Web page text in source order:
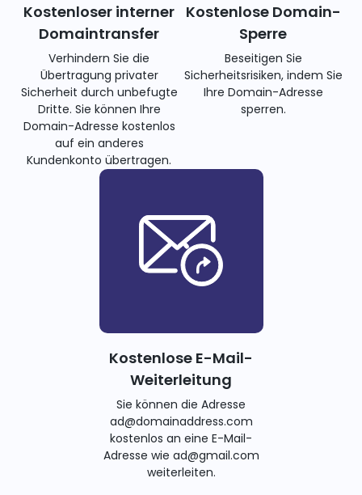
Kostenloser interner
Domaintransfer
Verhindern Sie die
Übertragung privater
Sicherheit durch unbefugte
Dritte. Sie können Ihre
Domain-Adresse kostenlos
auf ein anderes
Kundenkonto übertragen.
Kostenlose Domain-
Sperre
Beseitigen Sie
Sicherheitsrisiken, indem Sie
Ihre Domain-Adresse
sperren.
Kostenlose E-Mail-
Weiterleitung
Sie können die Adresse
ad@domainaddress.com
kostenlos an eine E-Mail-
Adresse wie ad@gmail.com
weiterleiten.